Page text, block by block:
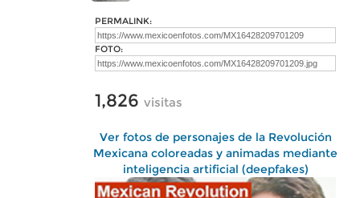
PERMALINK:
FOTO:
1,826 visitas
Ver fotos de personajes de la Revolución
Mexicana coloreadas y animadas mediante
inteligencia artificial (deepfakes)